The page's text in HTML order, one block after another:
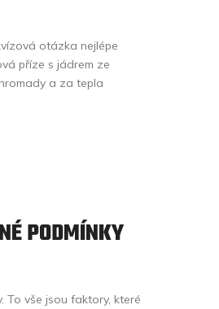
otázka nejlépe
příze s jádrem ze
a za tepla
PODMÍNKY
To vše jsou faktory, které